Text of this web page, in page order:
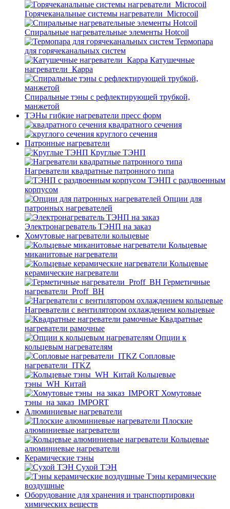
Горячеканальные системы нагреватели_Microcoil
Спиральные нагревательные элементы Hotcoil
Термопара
для горячеканальных систем
Катушечные
нагреватели_Карра
Спиральные тэны с рефлектирующей трубкой,
манжетой
ТЭНы гибкие нагреватели пресс форм
квадратного сечения
круглого сечения
Патронные нагреватели
Круглые ТЭНП
Нагреватели квадратные патронного типа
ТЭНП с раздвоенным
корпусом
Опции для
патронных нагревателей
Электронагреватель ТЭНП на заказ
Хомутовые нагреватели кольцевые
Кольцевые
миканитовые нагреватели
Кольцевые
керамические нагреватели
Герметичные
нагреватели_Proff_BH
Нагреватели с вентилятором охлаждением кольцевые
Квадратные
нагреватели рамочные
Опции к
кольцевым нагревателям
Cопловые
нагреватели_ITKZ
Кольцевые
тэны_WH_Китай
Хомутовые
тэны_на заказ_IMPORT
Алюминиевые нагреватели
Плоские
алюминиевые нагреватели
Кольцевые
алюминиевые нагреватели
Керамические тэны
Сухой ТЭН
Тэны керамические
воздушные
Оборудование для хранения и транспортировки
химических веществ